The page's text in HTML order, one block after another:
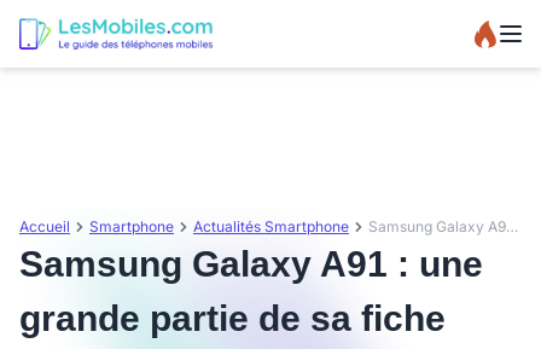
Accueil Smartphone Actualités Smartphone Samsung Galaxy A91 : une grande partie de sa fiche technique dévoilée
Samsung Galaxy A91 : une
grande partie de sa fiche